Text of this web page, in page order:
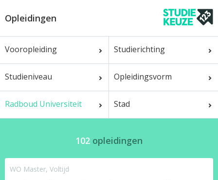
Opleidingen
Vooropleiding Studierichting
Studieniveau Opleidingsvorm
Radboud Universiteit Stad
102 opleidingen
WO Master, Voltijd